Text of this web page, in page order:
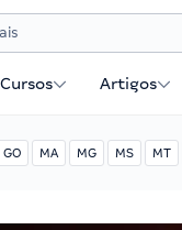
Cursos Artigos
GO MA MG MS MT